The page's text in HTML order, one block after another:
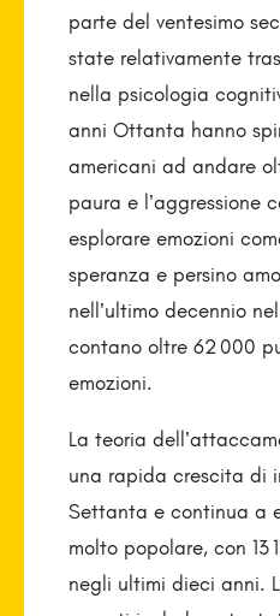
parte del ventesimo
state relativamente
nella psicologia
anni Ottanta hanno
americani ad andare
paura e l’aggressione
esplorare emozioni
speranza e persino
nell’ultimo decennio
contano oltre 62 000
emozioni.
La teoria
una rapida crescita di
Settanta e continua a
molto popolare, con 13
negli ultimi dieci anni.